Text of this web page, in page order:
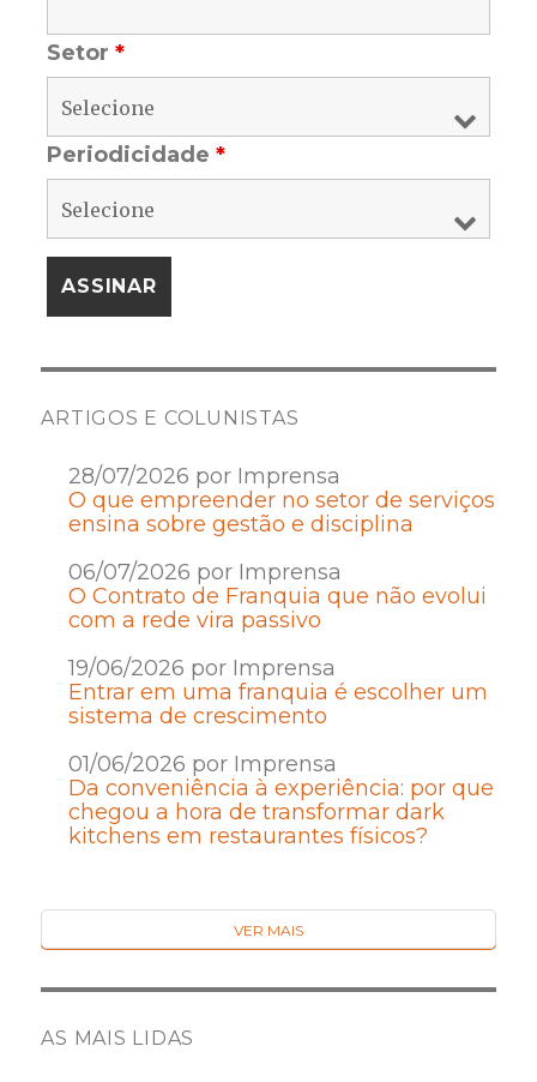
Setor*
Periodicidade*
ARTIGOS E COLUNISTAS
28/07/2026 por Imprensa
O que empreender no setor de serviços
ensina sobre gestão e disciplina
06/07/2026 por Imprensa
O Contrato de Franquia que não evolui
com a rede vira passivo
19/06/2026 por Imprensa
Entrar em uma franquia é escolher um
sistema de crescimento
01/06/2026 por Imprensa
Da conveniência à experiência: por que
chegou a hora de transformar dark
kitchens em restaurantes físicos?
VER MAIS
AS MAIS LIDAS